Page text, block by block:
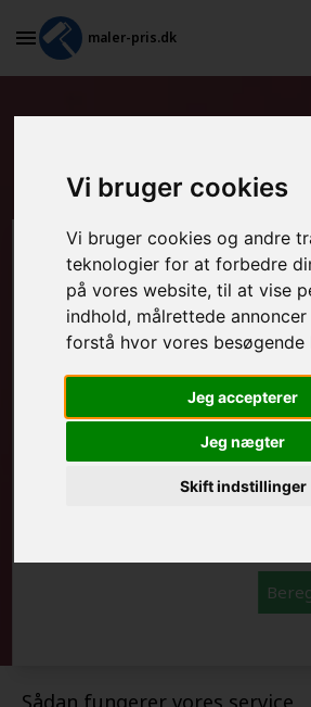
Vi bruger cookies
Vi bruger cookies og andre
teknologier for at forbedre
på vores website, til at vise
indhold, målrettede
forstå hvor vores besøgende
Jeg accepterer
Jeg nægter
Skift indstillinger
maler-pris.dk
vægge i Lem
Sådan fungerer vores service
Beregn prisen her
MALEROPGAVER - INDVENDIGT:
MALEROPGAVER - UDVENDIGT:
FRAFLYTNINGSPAKKE: